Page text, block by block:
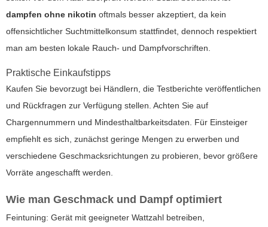
dampfen ohne nikotin oftmals besser akzeptiert, da kein
offensichtlicher Suchtmittelkonsum stattfindet, dennoch respektiert
man am besten lokale Rauch- und Dampfvorschriften.
Praktische Einkaufstipps
Kaufen Sie bevorzugt bei Händlern, die Testberichte veröffentlichen
und Rückfragen zur Verfügung stellen. Achten Sie auf
Chargennummern und Mindesthaltbarkeitsdaten. Für Einsteiger
empfiehlt es sich, zunächst geringe Mengen zu erwerben und
verschiedene Geschmacksrichtungen zu probieren, bevor größere
Vorräte angeschafft werden.
Wie man Geschmack und Dampf optimiert
Feintuning: Gerät mit geeigneter Wattzahl betreiben,